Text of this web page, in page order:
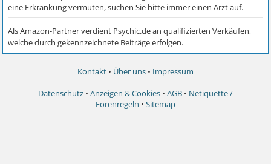
Kontakt • Über uns • Impressum
Datenschutz • Anzeigen & Cookies • AGB • Netiquette /
Forenregeln • Sitemap